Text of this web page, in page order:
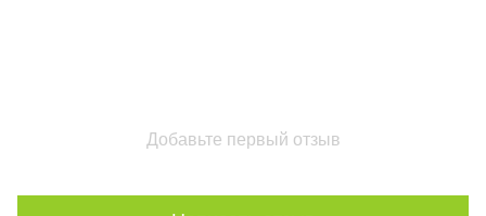
Добавьте первый отзыв